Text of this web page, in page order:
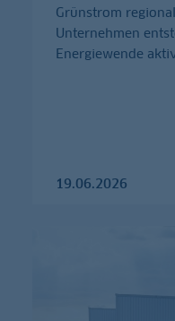
Grünstrom
Unternehmen
Energiewende
19.06.2026